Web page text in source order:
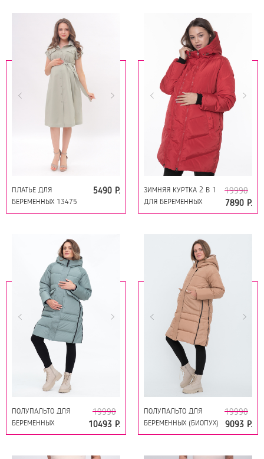
ПЛАТЬЕ ДЛЯ
БЕРЕМЕННЫХ 13475
ШАЛФЕЙ
5490 Р.
ЗИМНЯЯ КУРТКА 2 В 1
ДЛЯ БЕРЕМЕННЫХ
12130 КРАСНЫЙ
19990
7890 Р.
ПОЛУПАЛЬТО ДЛЯ
БЕРЕМЕННЫХ
(БИОПУХ) 12838 СЕРО-
19990
10493 Р.
ПОЛУПАЛЬТО ДЛЯ
БЕРЕМЕННЫХ (БИОПУХ)
12838 ГОРЧИЦА
19990
9093 Р.